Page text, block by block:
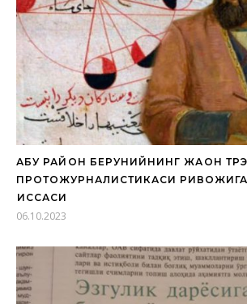
АБУ РАЙҲОН БЕРУНИЙНИНГ ЖАҲОН
ПРОТОЖУРНАЛИСТИКАСИ
ҲИССАСИ
06.10.2023